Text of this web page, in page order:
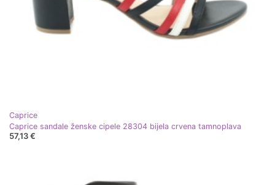
Caprice
Caprice sandale ženske cipele 28304 bijela crvena tamnoplava
57,13 €